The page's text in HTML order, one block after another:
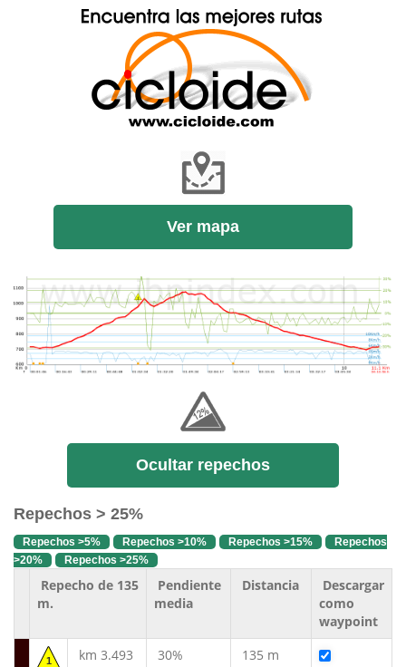
Ver mapa
Ocultar repechos
Repechos > 25%
Repechos >5% Repechos >10% Repechos >15%
Repechos
>20%
Repechos >25%
Repecho de 135
m.
Pendiente
media
Distancia
Descargar
como
waypoint
1 km 3.493 30% 135 m